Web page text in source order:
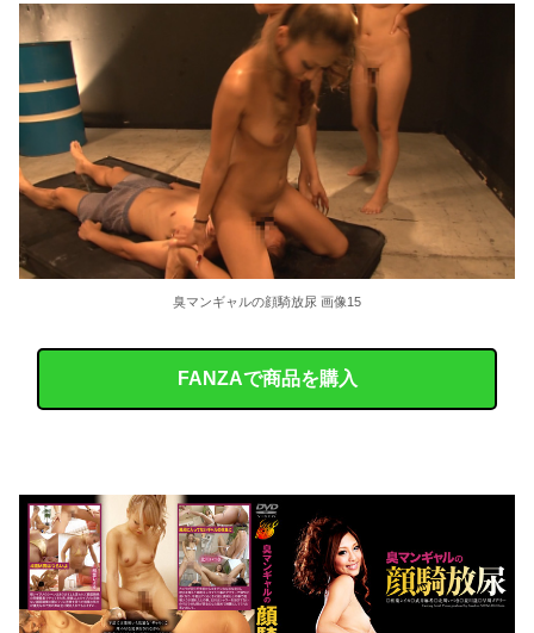
臭マンギャルの顔騎放尿 画像15
FANZAで商品を購入